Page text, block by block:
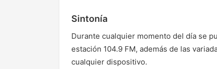
Sintonía
Durante cualquier momento del día se
estación 104.9 FM, además de las
cualquier dispositivo.